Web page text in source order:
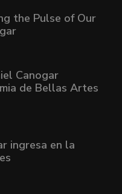
the Pulse of Our
Canogar
de Bellas Artes
ingresa en la